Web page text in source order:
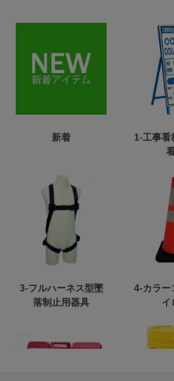
新着
1-工事
3-フルハーネス型墜
落制止用器具
4-カラー
イ